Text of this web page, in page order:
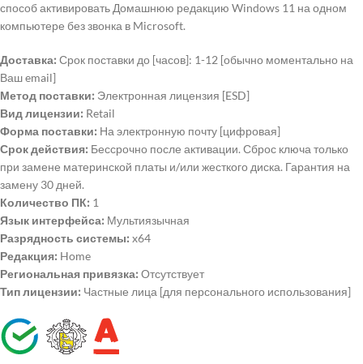
способ активировать Домашнюю редакцию Windows 11 на одном
компьютере без звонка в Microsoft.
Доставка: Срок поставки до [часов]: 1-12 [обычно моментально на
Ваш email]
Метод поставки: Электронная лицензия [ESD]
Вид лицензии: Retail
Форма поставки: На электронную почту [цифровая]
Срок действия: Бессрочно после активации. Сброс ключа только
при замене материнской платы и/или жесткого диска. Гарантия на
замену 30 дней.
Количество ПК: 1
Язык интерфейса: Мультиязычная
Разрядность системы: x64
Редакция: Home
Региональная привязка: Отсутствует
Тип лицензии: Частные лица [для персонального использования]